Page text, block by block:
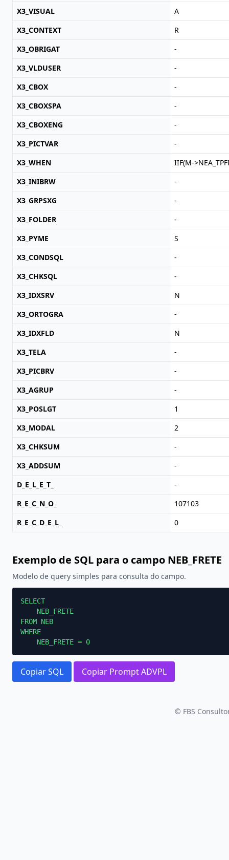
X3_VISUAL
A
X3_CONTEXT
R
X3_OBRIGAT
-
X3_VLDUSER
-
X3_CBOX
-
X3_CBOXSPA
-
X3_CBOXENG
-
X3_PICTVAR
-
X3_WHEN
IIF(M-
X3_INIBRW
-
X3_GRPSXG
-
X3_FOLDER
-
X3_PYME
S
X3_CONDSQL
-
X3_CHKSQL
-
X3_IDXSRV
N
X3_ORTOGRA
-
X3_IDXFLD
N
X3_TELA
-
X3_PICBRV
-
X3_AGRUP
-
X3_POSLGT
1
X3_MODAL
2
X3_CHKSUM
-
X3_ADDSUM
-
D_E_L_E_T_
-
R_E_C_N_O_
107103
R_E_C_D_E_L_
0
Exemplo de SQL para o campo NEB_FRETE
Modelo de query simples para consulta do campo.
SELECT
    NEB_FRETE
FROM NEB
WHERE
    NEB_FRETE = 0
Copiar SQL Copiar Prompt ADVPL
© FBS